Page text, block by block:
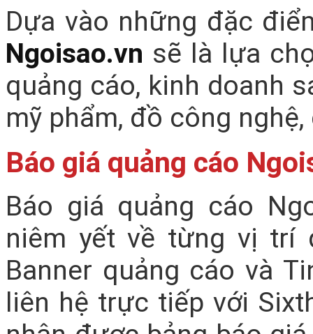
Dựa vào những đặc
Ngoisao.vn sẽ là lựa
quảng cáo, kinh doanh
mỹ phẩm, đồ công
Báo giá quảng cáo
Báo giá quảng cáo
niêm yết về từng vị trí
Banner quảng cáo và
liên hệ trực tiếp với